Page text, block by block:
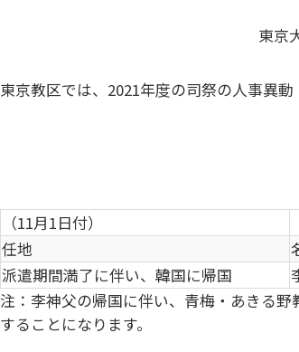
東京
東京教区では、2021年度の司祭の人事異
（11月1日付）
任地
派遣期間満了に伴い、韓国に帰国
注：李神父の帰国に伴い、青梅・あきる
することになります。